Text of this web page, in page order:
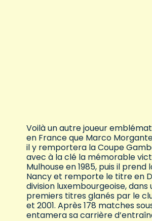
Voilà un autre joueur
en France que Marco
il y remportera la Coupe
avec à la clé la mémorable
Mulhouse en 1985, puis il
Nancy et remporte le titre en
division luxembourgeoise,
premiers titres glanés par le
et 2001. Après 178 matches
entamera sa carrière